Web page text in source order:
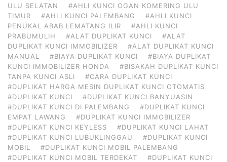
ULU SELATAN
#AHLI KUNCI OGAN KOMERING ULU
TIMUR
#AHLI KUNCI PALEMBANG
#AHLI KUNCI
PENUKAL ABAB LEMATANG ILIR
#AHLI KUNCI
PRABUMULIH
#ALAT DUPLIKAT KUNCI
#ALAT
DUPLIKAT KUNCI IMMOBILIZER
#ALAT DUPLIKAT KUNCI
MANUAL
#BIAYA DUPLIKAT KUNCI
#BIAYA DUPLIKAT
KUNCI IMMOBILIZER HONDA
#BISAKAH DUPLIKAT KUNCI
TANPA KUNCI ASLI
#CARA DUPLIKAT KUNCI
#DUPLIKAT HARGA MESIN DUPLIKAT KUNCI OTOMATIS
#DUPLIKAT KUNCI
#DUPLIKAT KUNCI BANYUASIN
#DUPLIKAT KUNCI DI PALEMBANG
#DUPLIKAT KUNCI
EMPAT LAWANG
#DUPLIKAT KUNCI IMMOBILIZER
#DUPLIKAT KUNCI KEYLESS
#DUPLIKAT KUNCI LAHAT
#DUPLIKAT KUNCI LUBUKLINGGAU
#DUPLIKAT KUNCI
MOBIL
#DUPLIKAT KUNCI MOBIL PALEMBANG
#DUPLIKAT KUNCI MOBIL TERDEKAT
#DUPLIKAT KUNCI